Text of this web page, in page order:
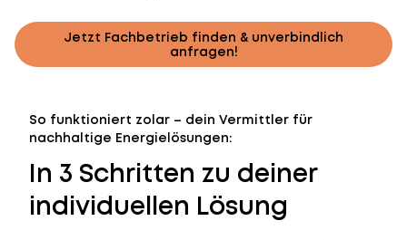
Jetzt Fachbetrieb finden & unverbindlich
anfragen!
So funktioniert zolar – dein Vermittler für
nachhaltige Energielösungen:
In 3 Schritten zu deiner
individuellen Lösung